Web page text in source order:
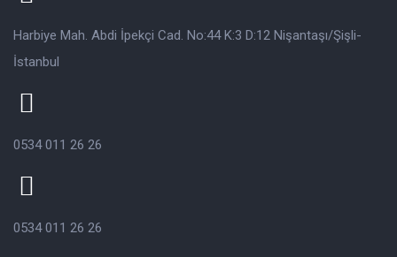
Harbiye Mah. Abdi İpekçi Cad. No:44 K:3 D:12 Nişantaşı/Şişli-
İstanbul
0534 011 26 26
0534 011 26 26